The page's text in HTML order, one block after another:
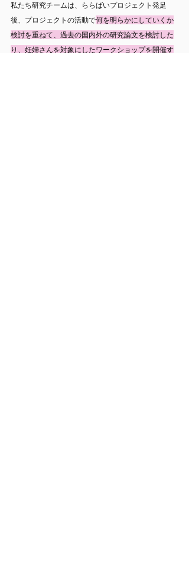
私たち研究チームは、ららばいプロジェクト発足
後、プロジェクトの活動で何を明らかにしていくか
検討を重ねて、過去の国内外の研究論文を検討した
り、妊婦さんを対象にしたワークショップを開催す